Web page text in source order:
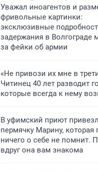
Уважал иноагентов и
фривольные картинки:
эксклюзивные
задержания в Волгограде
за фейки об армии
«Не привози их мне в
Читинец 40 лет разводит
которые всегда к нему
В уфимский приют
пермячку Марину, которая
ничего о себе не помнит.
вдруг она вам знакома